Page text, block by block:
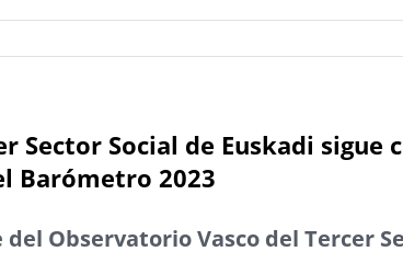
Sector Social de Euskadi sigue
Barómetro 2023
Observatorio Vasco del Tercer